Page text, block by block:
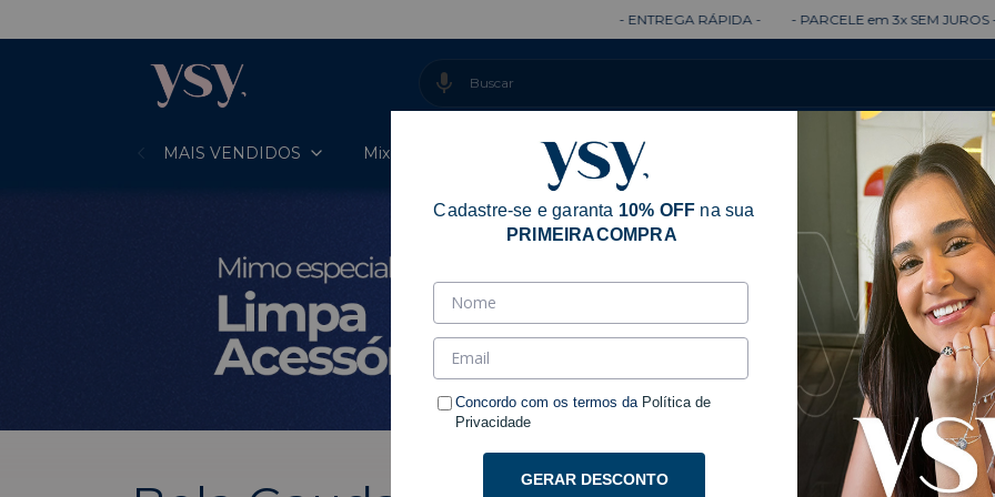
- ENTREGA RÁPIDA - - PARCELE em 3x SEM JUROS - - ENTREGA
MAIS VENDIDOS Mixes Prontos Colares Pulseiras
Cadastre-se e garanta 10% OFF na sua
PRIMEIRACOMPRA
Concordo com os termos da Política de
Privacidade
GERAR DESCONTO